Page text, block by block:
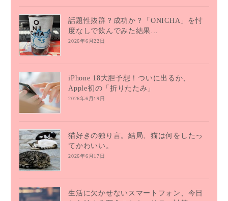
話題性抜群？成功か？「ONICHA」を忖
度なしで飲んでみた結果…
2026年6月22日
iPhone 18大胆予想！ついに出るか、
Apple初の「折りたたみ」
2026年6月19日
猫好きの独り言。結局、猫は何をしたっ
てかわいい。
2026年6月17日
生活に欠かせないスマートフォン、今日